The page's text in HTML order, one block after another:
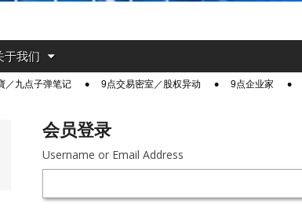
于我们
／九点子弹笔记 9点交易密室／股权异动 9点企业家
会员登录
Username or Email Address